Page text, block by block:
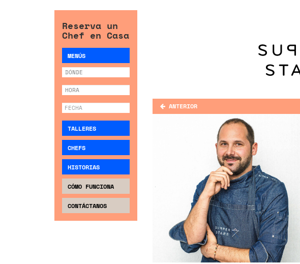
Reserva un
Chef en Casa
MENÚS
TALLERES
CHEFS
HISTORIAS
CÓMO FUNCIONA
CONTÁCTANOS
ANTERIOR